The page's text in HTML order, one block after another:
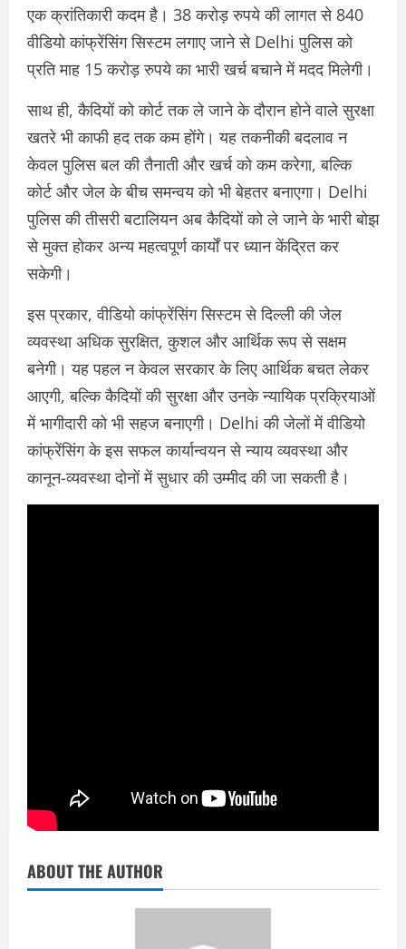
एक क्रांतिकारी कदम है। 38 करोड़ रुपये की लागत से 840
वीडियो कांफ्रेंसिंग सिस्टम लगाए जाने से Delhi पुलिस को
प्रति माह 15 करोड़ रुपये का भारी खर्च बचाने में मदद मिलेगी।
साथ ही, कैदियों को कोर्ट तक ले जाने के दौरान होने वाले सुरक्षा
खतरे भी काफी हद तक कम होंगे। यह तकनीकी बदलाव न
केवल पुलिस बल की तैनाती और खर्च को कम करेगा, बल्कि
कोर्ट और जेल के बीच समन्वय को भी बेहतर बनाएगा। Delhi
पुलिस की तीसरी बटालियन अब कैदियों को ले जाने के भारी बोझ
से मुक्त होकर अन्य महत्वपूर्ण कार्यों पर ध्यान केंद्रित कर
सकेगी।
इस प्रकार, वीडियो कांफ्रेंसिंग सिस्टम से दिल्ली की जेल
व्यवस्था अधिक सुरक्षित, कुशल और आर्थिक रूप से सक्षम
बनेगी। यह पहल न केवल सरकार के लिए आर्थिक बचत लेकर
आएगी, बल्कि कैदियों की सुरक्षा और उनके न्यायिक प्रक्रियाओं
में भागीदारी को भी सहज बनाएगी। Delhi की जेलों में वीडियो
कांफ्रेंसिंग के इस सफल कार्यान्वयन से न्याय व्यवस्था और
कानून-व्यवस्था दोनों में सुधार की उम्मीद की जा सकती है।
ABOUT THE AUTHOR